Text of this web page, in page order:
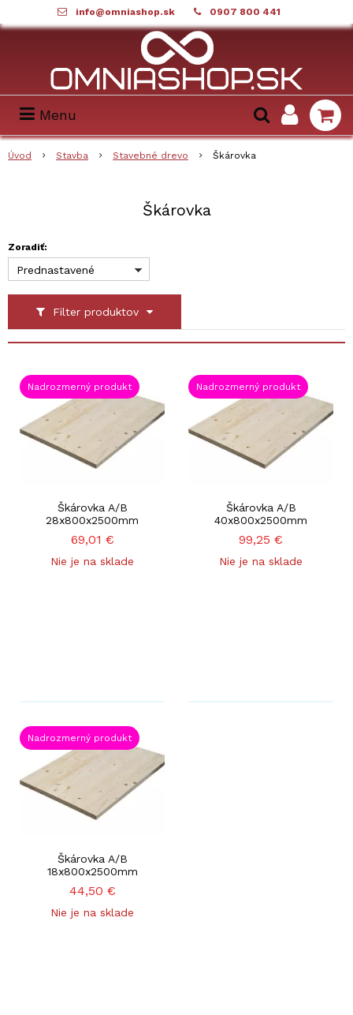
info@omniashop.sk 0907 800 441
Menu
Úvod Stavba Stavebné drevo Škárovka
Škárovka
Filter produktov
Zoradiť:
Prednastavené
Nadrozmerný produkt
Škárovka A/B
28x800x2500mm
69,01 €
Nie je na sklade
Nadrozmerný produkt
Škárovka A/B
40x800x2500mm
99,25 €
Nie je na sklade
Nadrozmerný produkt
Škárovka A/B
18x800x2500mm
44,50 €
Nie je na sklade